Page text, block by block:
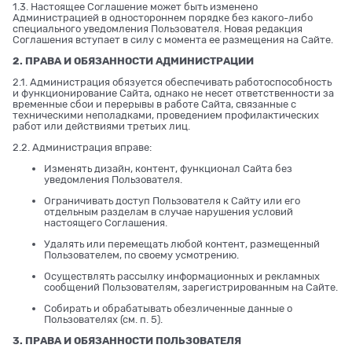
1.3. Настоящее Соглашение может быть изменено
Администрацией в одностороннем порядке без какого-либо
специального уведомления Пользователя. Новая редакция
Соглашения вступает в силу с момента ее размещения на Сайте.
2. ПРАВА И ОБЯЗАННОСТИ АДМИНИСТРАЦИИ
2.1. Администрация обязуется обеспечивать работоспособность
и функционирование Сайта, однако не несет ответственности за
временные сбои и перерывы в работе Сайта, связанные с
техническими неполадками, проведением профилактических
работ или действиями третьих лиц.
2.2. Администрация вправе:
Изменять дизайн, контент, функционал Сайта без
уведомления Пользователя.
Ограничивать доступ Пользователя к Сайту или его
отдельным разделам в случае нарушения условий
настоящего Соглашения.
Удалять или перемещать любой контент, размещенный
Пользователем, по своему усмотрению.
Осуществлять рассылку информационных и рекламных
сообщений Пользователям, зарегистрированным на Сайте.
Собирать и обрабатывать обезличенные данные о
Пользователях (см. п. 5).
3. ПРАВА И ОБЯЗАННОСТИ ПОЛЬЗОВАТЕЛЯ